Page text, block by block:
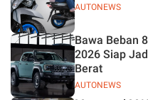
AUTONEWS
AUTONEWS
Bawa Beban
2026 Siap
Berat